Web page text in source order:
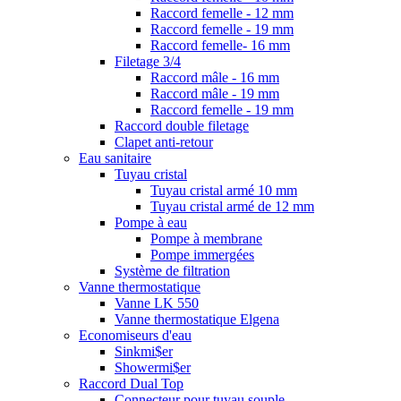
Raccord femelle - 12 mm
Raccord femelle - 19 mm
Raccord femelle- 16 mm
Filetage 3/4
Raccord mâle - 16 mm
Raccord mâle - 19 mm
Raccord femelle - 19 mm
Raccord double filetage
Clapet anti-retour
Eau sanitaire
Tuyau cristal
Tuyau cristal armé 10 mm
Tuyau cristal armé de 12 mm
Pompe à eau
Pompe à membrane
Pompe immergées
Système de filtration
Vanne thermostatique
Vanne LK 550
Vanne thermostatique Elgena
Economiseurs d'eau
Sinkmi$er
Showermi$er
Raccord Dual Top